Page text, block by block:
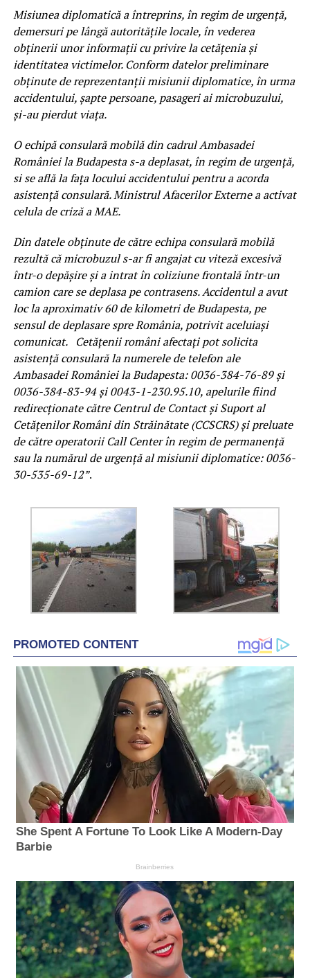
Misiunea diplomatică a întreprins, în regim de urgenţă,
demersuri pe lângă autorităţile locale, în vederea
obţinerii unor informaţii cu privire la cetăţenia şi
identitatea victimelor. Conform datelor preliminare
obţinute de reprezentanţii misiunii diplomatice, în urma
accidentului, şapte persoane, pasageri ai microbuzului,
şi-au pierdut viaţa.
O echipă consulară mobilă din cadrul Ambasadei
României la Budapesta s-a deplasat, în regim de urgenţă,
si se află la faţa locului accidentului pentru a acorda
asistenţă consulară. Ministrul Afacerilor Externe a activat
celula de criză a MAE.
Din datele obţinute de către echipa consulară mobilă
rezultă că microbuzul s-ar fi angajat cu viteză excesivă
într-o depăşire şi a intrat în coliziune frontală într-un
camion care se deplasa pe contrasens. Accidentul a avut
loc la aproximativ 60 de kilometri de Budapesta, pe
sensul de deplasare spre România, potrivit aceluiaşi
comunicat. Cetăţenii români afectaţi pot solicita
asistenţă consulară la numerele de telefon ale
Ambasadei României la Budapesta: 0036-384-76-89 şi
0036-384-83-94 şi 0043-1-230.95.10, apelurile fiind
redirecţionate către Centrul de Contact şi Suport al
Cetăţenilor Români din Străinătate (CCSCRS) şi preluate
de către operatorii Call Center în regim de permanenţă
sau la numărul de urgenţă al misiunii diplomatice: 0036-
30-535-69-12”.